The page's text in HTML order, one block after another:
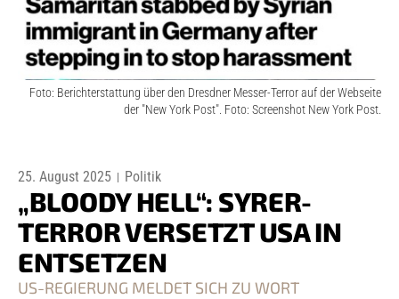
Foto: Berichterstattung über den Dresdner Messer-Terror auf der Webseite
der "New York Post". Foto: Screenshot New York Post.
25. August 2025 Politik
„BLOODY HELL“: SYRER-
TERROR VERSETZT USA IN
ENTSETZEN
US-REGIERUNG MELDET SICH ZU WORT